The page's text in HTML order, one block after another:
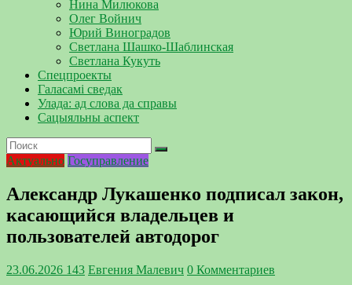
Нина Милюкова
Олег Войнич
Юрий Виноградов
Светлана Шашко-Шаблинская
Светлана Кукуть
Спецпроекты
Галасамі сведак
Улада: ад слова да справы
Сацыяльны аспект
Актуально Госуправление
Александр Лукашенко подписал закон,
касающийся владельцев и
пользователей автодорог
23.06.2026 143 Евгения Малевич 0 Комментариев